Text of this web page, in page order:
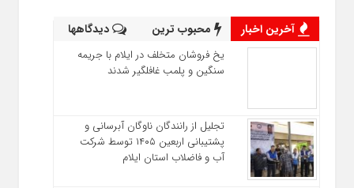
آخرین اخبار محبوب ترین دیدگاهها
یخ‌ فروشان متخلف در ایلام با جریمه
سنگین و پلمب غافلگیر شدند
تجلیل از رانندگان ناوگان آبرسانی و
پشتیبانی اربعین ۱۴۰۵ توسط شرکت
آب و فاضلاب استان ایلام